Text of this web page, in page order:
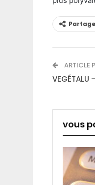
ARTICLE
VEGÉTALU
vous